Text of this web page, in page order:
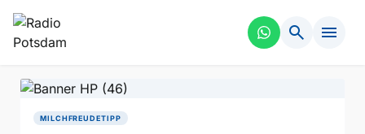
search menu
MILCHFREUDETIPP